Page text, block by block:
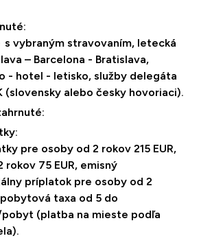
vybraným stravovaním, letecká
– Barcelona - Bratislava,
- hotel - letisko, služby delegáta
(slovensky alebo česky hovoriaci).
pre osoby od 2 rokov 215 EUR,
rokov 75 EUR, emisný
príplatok pre osoby od 2
pobytová taxa od 5 do
pobyt (platba na mieste podľa